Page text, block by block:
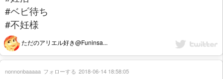
#ベビ待ち
#不妊様
ただのアリエル好き@Funinsa...
nonnonbaaaaa フォローする 2018-06-14 18:58:05